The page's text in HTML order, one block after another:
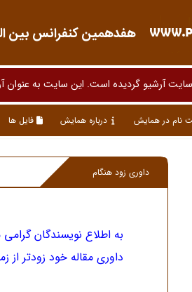
هفدهمین کنفرانس بین
سایت آرشیو گردیده است. این سایت به
نام در همایش درباره همایش فایل ها
داوری زود هنگام
به اطلاع نویسندگان
داوری مقاله خود زودتر از